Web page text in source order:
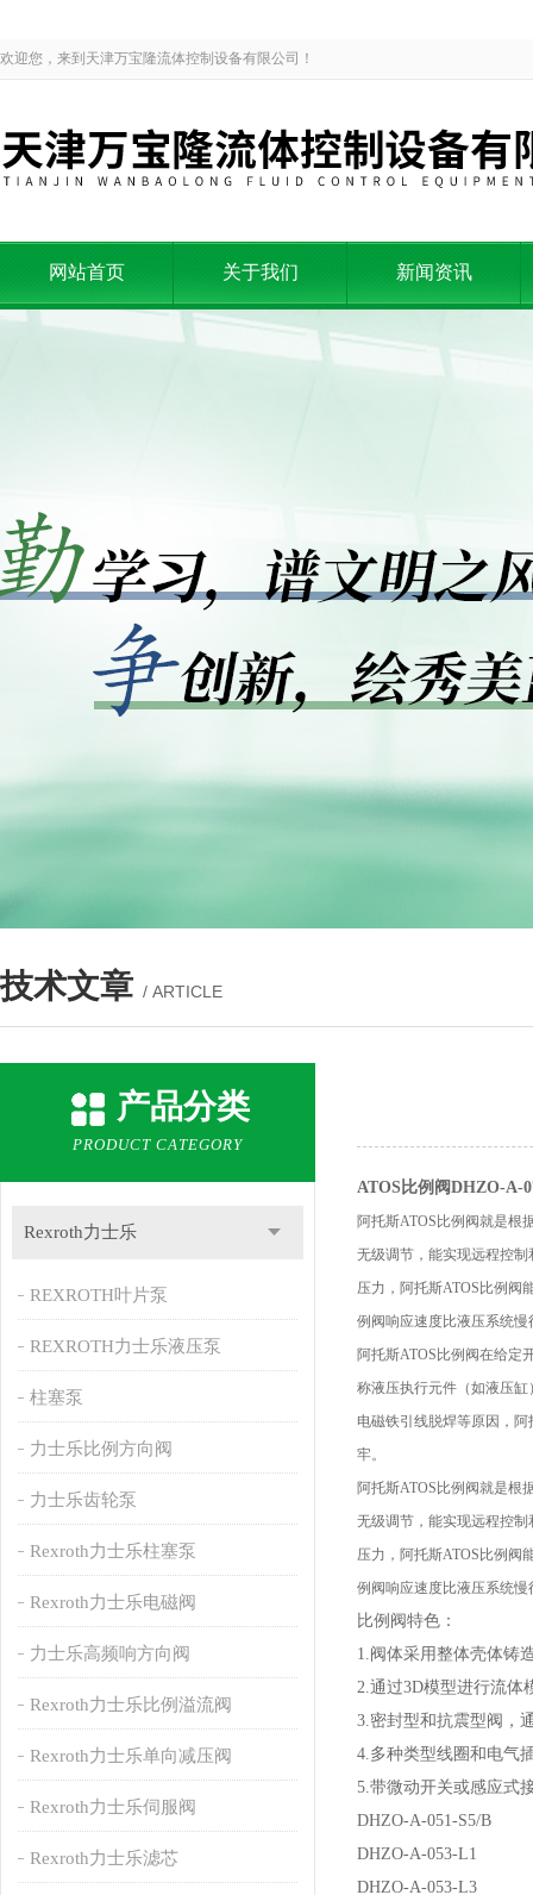
欢迎您，来到天津万宝隆流体控制设备有限公司！
网站首页 关于我们 新闻资讯
技术文章 / ARTICLE
产品分类
PRODUCT CATEGORY
Rexroth力士乐
REXROTH叶片泵
REXROTH力士乐液压泵
柱塞泵
力士乐比例方向阀
力士乐齿轮泵
Rexroth力士乐柱塞泵
Rexroth力士乐电磁阀
力士乐高频响方向阀
Rexroth力士乐比例溢流阀
Rexroth力士乐单向减压阀
Rexroth力士乐伺服阀
Rexroth力士乐滤芯
ATOS比例阀DHZO-A-
阿托斯ATOS比例阀就是根
无级调节，能实现远程控
压力，阿托斯ATOS比例阀
例阀响应速度比液压系统
阿托斯ATOS比例阀在给定
称液压执行元件（如液压
电磁铁引线脱焊等原因，
牢。
阿托斯ATOS比例阀就是根
无级调节，能实现远程控
压力，阿托斯ATOS比例阀
例阀响应速度比液压系统
比例阀特色：
1.阀体采用整体壳体铸
2.通过3D模型进行流体
3.密封型和抗震型阀，
4.多种类型线圈和电气
5.带微动开关或感应式
DHZO-A-051-S5/B
DHZO-A-053-L1
DHZO-A-053-L3